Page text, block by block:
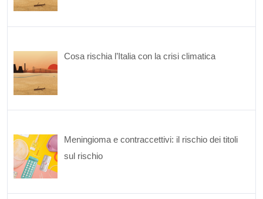
Cosa rischia l’Italia con la crisi climatica
Meningioma e contraccettivi: il rischio dei titoli
sul rischio